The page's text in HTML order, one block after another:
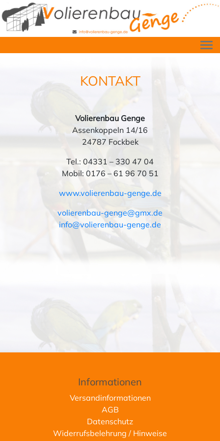
KONTAKT
Volierenbau Genge
Assenkoppeln 14/16
24787 Fockbek
Tel.: 04331 – 330 47 04
Mobil: 0176 – 61 96 70 51
www.volierenbau-genge.de
volierenbau-genge@gmx.de
info@volierenbau-genge.de
Informationen
Versandinformationen
AGB
Datenschutz
Widerrufsbelehrung / Hinweise